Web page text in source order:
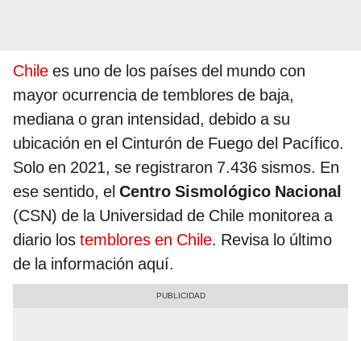
Chile es uno de los países del mundo con
mayor ocurrencia de temblores de baja,
mediana o gran intensidad, debido a su
ubicación en el Cinturón de Fuego del Pacífico.
Solo en 2021, se registraron 7.436 sismos. En
ese sentido, el Centro Sismológico Nacional
(CSN) de la Universidad de Chile monitorea a
diario los temblores en Chile. Revisa lo último
de la información aquí.